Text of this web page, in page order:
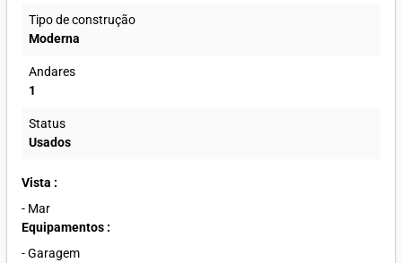
Tipo de construção
Moderna
Andares
1
Status
Usados
Vista :
- Mar
Equipamentos :
- Garagem